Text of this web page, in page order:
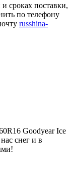
сроках поставки,
по телефону
russhina-
Goodyear Ice
снег и в